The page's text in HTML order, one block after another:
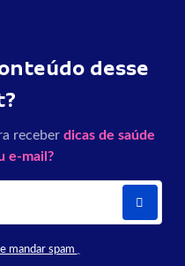
desse
receber dicas de saúde
e-mail?
mandar spam